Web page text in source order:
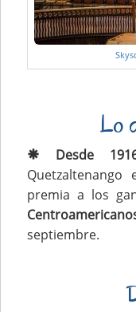
Lo
Desde
premia a los
septiembre.